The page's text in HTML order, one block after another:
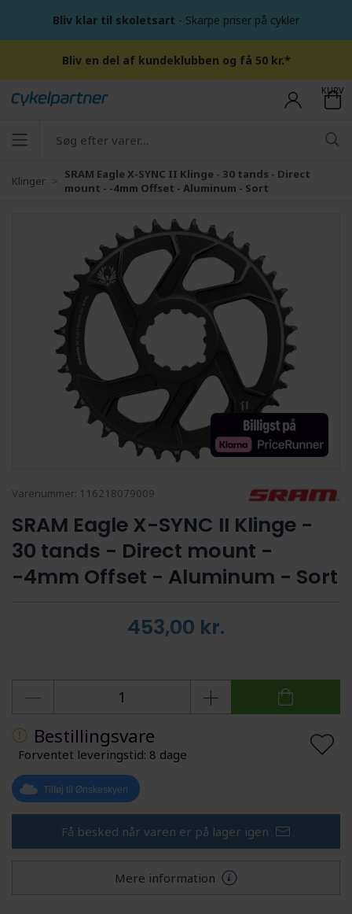
Bliv klar til skoletsart - Skarpe priser på cykler
Bliv en del af kundeklubben og få 50 kr.*
KURV
Klinger
SRAM Eagle X-SYNC II Klinge - 30 tands - Direct
mount - -4mm Offset - Aluminum - Sort
Varenummer: 116218079009
SRAM Eagle X-SYNC II Klinge -
30 tands - Direct mount -
-4mm Offset - Aluminum - Sort
453,00 kr.
Bestillingsvare
Forventet leveringstid: 8 dage
Tilføj til Ønskeskyen
Få besked når varen er på lager igen
Mere information